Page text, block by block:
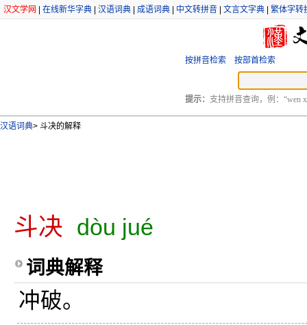
汉文学网 在线新华字典 汉语词典 成语词典 中文转拼音 文言文字典 繁体字转
按拼音检索 按部首检索
提示： 支持拼音查询，例：“wen
汉语词典> 斗决的解释
斗决 dòu jué
词典解释
冲破。